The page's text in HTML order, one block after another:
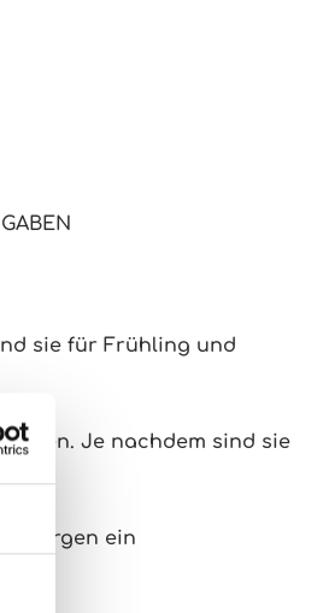
sie für Frühling und
Je nachdem sind sie
sorgen ein